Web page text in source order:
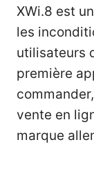
XWi.8 est
les
utilisateurs
première
vente en
marque